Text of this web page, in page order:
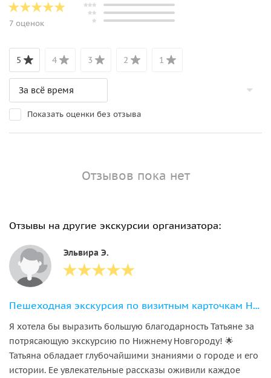
7 оценок
5 4 3 2 1
Показать оценки без отзыва
Отзывов пока нет
Отзывы на другие экскурсии организатора:
Эльвира Э.
Пешеходная экскурсия по визитным карточкам Нижнего Новгорода
Я хотела бы выразить большую благодарность Татьяне за
потрясающую экскурсию по Нижнему Новгороду! 🌟
Татьяна обладает глубочайшими знаниями о городе и его
истории. Ее увлекательные рассказы оживили каждое